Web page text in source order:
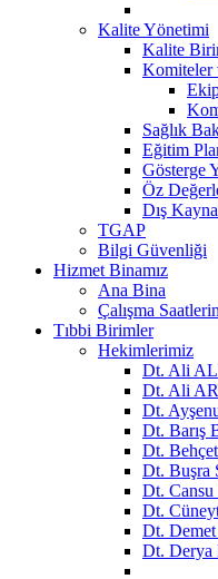
Kalite Yönetimi
Kalite
Komiteler
Sağlık
Eğitim
Gösterge
Öz
Dış
TGAP
Bilgi Güvenliği
Hizmet Binamız
Ana Bina
Çalışma
Tıbbi Birimler
Hekimlerimiz
Dt. Ali
Dt. Ali
Dt.
Dt. Barış
Dt.
Dt.
Dt.
Dt.
Dt.
Dt.